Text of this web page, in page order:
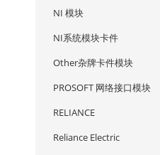
NI 模块
NI系统模块卡件
Other杂牌卡件模块
PROSOFT 网络接口模块
RELIANCE
Reliance Electric